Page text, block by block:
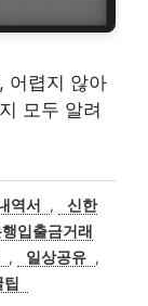
어렵지 않아
모두 알려
역서 ,
신한
입출금거래
, 일상공유 ,